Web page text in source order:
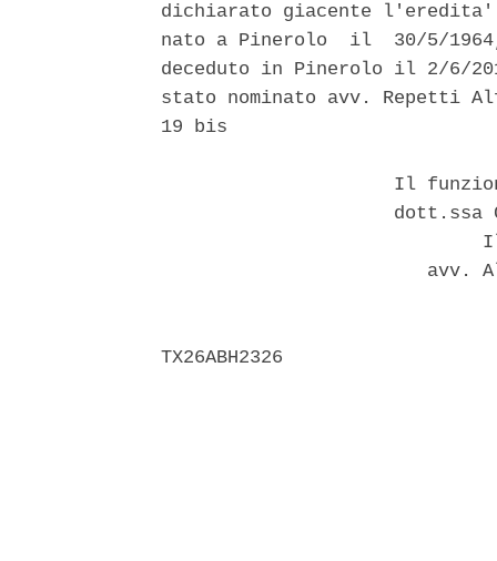
dichiarato giacente l'eredita'
nato a Pinerolo  il  30/5/
deceduto in Pinerolo il 2/6/
stato nominato avv. Repetti
19 bis
Il
avv.